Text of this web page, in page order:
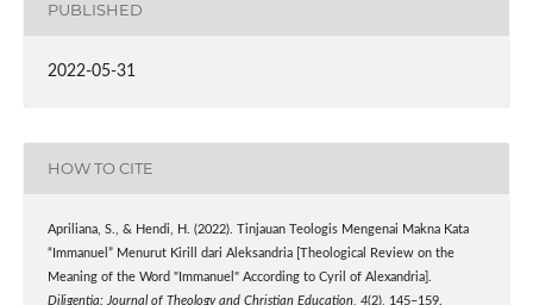
PUBLISHED
2022-05-31
HOW TO CITE
Apriliana, S., & Hendi, H. (2022). Tinjauan Teologis Mengenai Makna Kata
“Immanuel” Menurut Kirill dari Aleksandria [Theological Review on the
Meaning of the Word "Immanuel" According to Cyril of Alexandria].
Diligentia: Journal of Theology and Christian Education, 4(2), 145–159.